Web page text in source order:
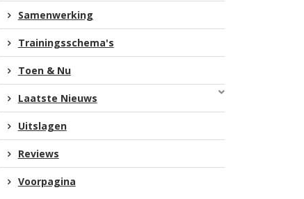
Samenwerking
Trainingsschema's
Toen & Nu
Laatste Nieuws
Uitslagen
Reviews
Voorpagina